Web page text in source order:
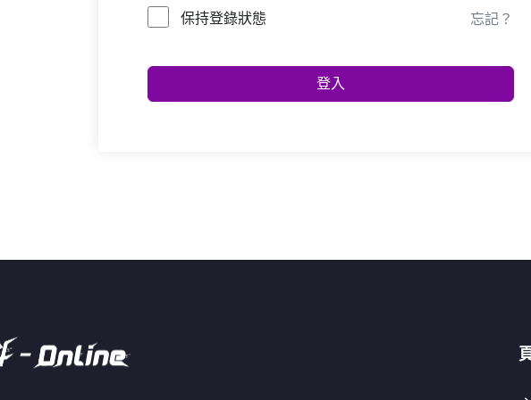
保持登錄狀態 忘記？
登入